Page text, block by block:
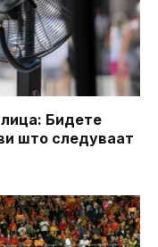
Бидете
што следуваат